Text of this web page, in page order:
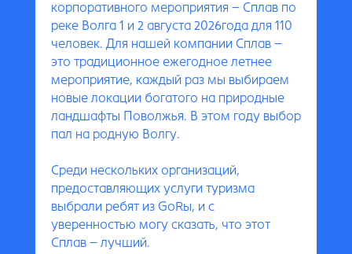
корпоративного мероприятия – Сплав по
реке Волга 1 и 2 августа 2026года для 110
человек. Для нашей компании Сплав –
это традиционное ежегодное летнее
мероприятие, каждый раз мы выбираем
новые локации богатого на природные
ландшафты Поволжья. В этом году выбор
пал на родную Волгу.
Среди нескольких организаций,
предоставляющих услуги туризма
выбрали ребят из GoRы, и с
уверенностью могу сказать, что этот
Сплав – лучший.